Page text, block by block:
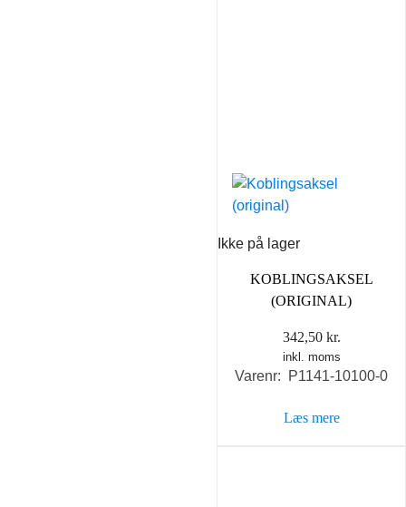
Ikke på lager
KOBLINGSAKSEL
(ORIGINAL)
342,50 kr.
inkl. moms
Varenr: P1141-10100-0
Læs mere